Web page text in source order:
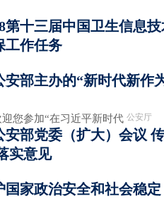
第十三届中国卫生信息
工作任务
部主办的“新时代新作
您参加“在习近平新时代 公安厅
安部党委（扩大）会议
实意见
国家政治安全和社会稳定